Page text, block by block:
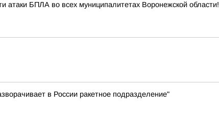
атаки БПЛА во всех муниципалитетах Воронежской области!
в России ракетное подразделение"